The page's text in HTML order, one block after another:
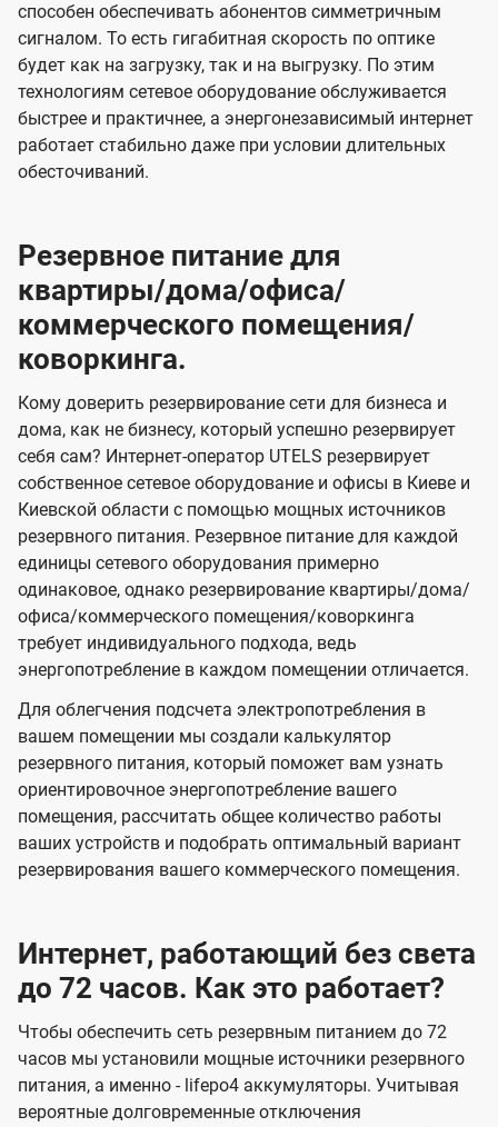
способен обеспечивать абонентов симметричным
сигналом. То есть гигабитная скорость по оптике
будет как на загрузку, так и на выгрузку. По этим
технологиям сетевое оборудование обслуживается
быстрее и практичнее, а энергонезависимый интернет
работает стабильно даже при условии длительных
обесточиваний.
Резервное питание для
квартиры/дома/офиса/
коммерческого помещения/
коворкинга.
Кому доверить резервирование сети для бизнеса и
дома, как не бизнесу, который успешно резервирует
себя сам? Интернет-оператор UTELS резервирует
собственное сетевое оборудование и офисы в Киеве и
Киевской области с помощью мощных источников
резервного питания. Резервное питание для каждой
единицы сетевого оборудования примерно
одинаковое, однако резервирование квартиры/дома/
офиса/коммерческого помещения/коворкинга
требует индивидуального подхода, ведь
энергопотребление в каждом помещении отличается.
Для облегчения подсчета электропотребления в
вашем помещении мы создали калькулятор
резервного питания, который поможет вам узнать
ориентировочное энергопотребление вашего
помещения, рассчитать общее количество работы
ваших устройств и подобрать оптимальный вариант
резервирования вашего коммерческого помещения.
Интернет, работающий без света
до 72 часов. Как это работает?
Чтобы обеспечить сеть резервным питанием до 72
часов мы установили мощные источники резервного
питания, а именно - lifepo4 аккумуляторы. Учитывая
вероятные долговременные отключения